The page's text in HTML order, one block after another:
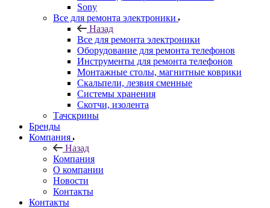
Sony
Все для ремонта электроники
Назад
Все для ремонта электроники
Оборудование для ремонта телефонов
Инструменты для ремонта телефонов
Монтажные столы, магнитные коврики
Скальпели, лезвия сменные
Системы хранения
Скотчи, изолента
Тачскрины
Бренды
Компания
Назад
Компания
О компании
Новости
Контакты
Контакты